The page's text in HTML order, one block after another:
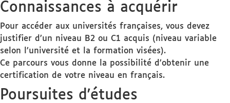
Connaissances à acquérir
Pour accéder aux universités françaises, vous devez
justifier d’un niveau B2 ou C1 acquis (niveau variable
selon l’université et la formation visées).
Ce parcours vous donne la possibilité d’obtenir une
certification de votre niveau en français.
Poursuites d'études